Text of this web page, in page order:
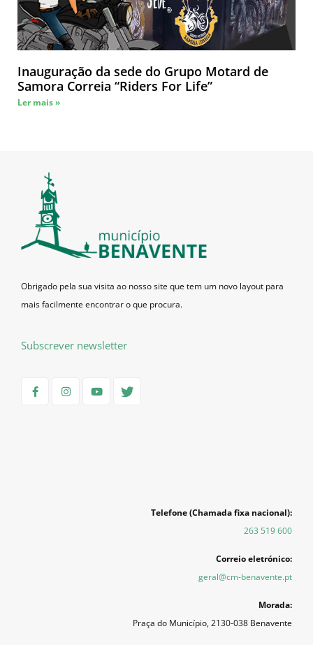
Inauguração da sede do Grupo Motard de
Samora Correia “Riders For Life”
Ler mais »
Obrigado pela sua visita ao nosso site que tem um novo layout para
mais facilmente encontrar o que procura.
Subscrever newsletter
Telefone (Chamada fixa nacional):
263 519 600
Correio eletrónico:
geral@cm-benavente.pt
Morada:
Praça do Município, 2130-038 Benavente